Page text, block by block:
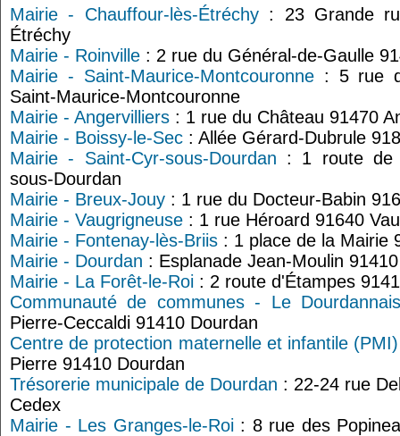
Mairie - Chauffour-lès-Étréchy: 23 Grande
Étréchy
Mairie - Roinville : 2 rue du Général-de-Gaulle
Mairie - Saint-Maurice-Montcouronne: 5 rue
Saint-Maurice-Montcouronne
Mairie - Angervilliers : 1 rue du Château 91470
Mairie - Boissy-le-Sec : Allée Gérard-Dubrule
Mairie - Saint-Cyr-sous-Dourdan : 1 route de
sous-Dourdan
Mairie - Breux-Jouy : 1 rue du Docteur-Babin
Mairie - Vaugrigneuse : 1 rue Héroard 91640
Mairie - Fontenay-lès-Briis : 1 place de la Mairie
Mairie - Dourdan : Esplanade Jean-Moulin
Mairie - La Forêt-le-Roi : 2 route d'Étampes
Communauté de communes - Le
Pierre-Ceccaldi 91410 Dourdan
Centre de protection maternelle et infantile
Pierre 91410 Dourdan
Trésorerie municipale de Dourdan : 22-24 rue
Cedex
Mairie - Les Granges-le-Roi: 8 rue des